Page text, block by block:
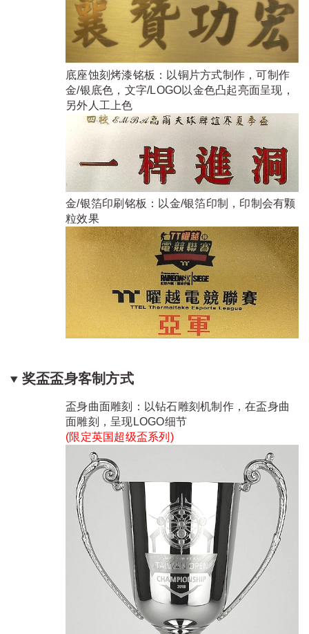
底座蚀刻烤漆铭板：以铜片方式制作，可制作
金/银底色，文字/LOGO以金色凸起亮面呈现，
另外人工上色
金/银箔印刷铭板：以金/银箔印制，印制会有颗
粒效果
奖盃盃身客制方式
盃身曲面雕刻：以钻石雕刻机制作，在盃身曲
面雕刻，呈现LOGO细节
(限定英国超级盃系列 )